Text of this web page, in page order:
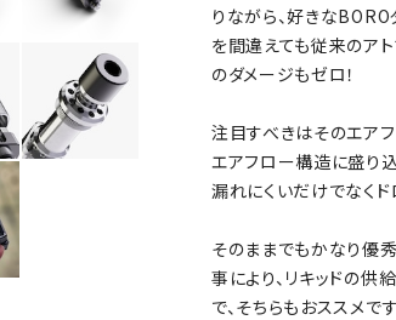
りながら、好きな
を間違えても従来のア
のダメージもゼロ！
注目すべきはそのエア
エアフロー構造に盛り
漏れにくいだけでなく
そのままでもかなり優
事により、リキッドの
で、そちらもおススメです